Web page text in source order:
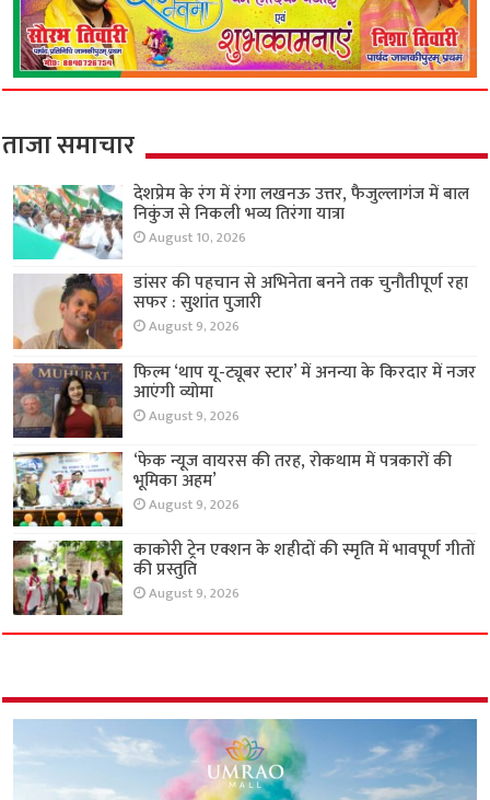
ताजा समाचार
देशप्रेम के रंग में रंगा लखनऊ उत्तर, फैजुल्लागंज में बाल
निकुंज से निकली भव्य तिरंगा यात्रा
August 10, 2026
डांसर की पहचान से अभिनेता बनने तक चुनौतीपूर्ण रहा
सफर : सुशांत पुजारी
August 9, 2026
फिल्म ‘थाप यू-ट्यूबर स्टार’ में अनन्या के किरदार में नजर
आएंगी व्योमा
August 9, 2026
‘फेक न्यूज वायरस की तरह, रोकथाम में पत्रकारों की
भूमिका अहम’
August 9, 2026
काकोरी ट्रेन एक्शन के शहीदों की स्मृति में भावपूर्ण गीतों
की प्रस्तुति
August 9, 2026